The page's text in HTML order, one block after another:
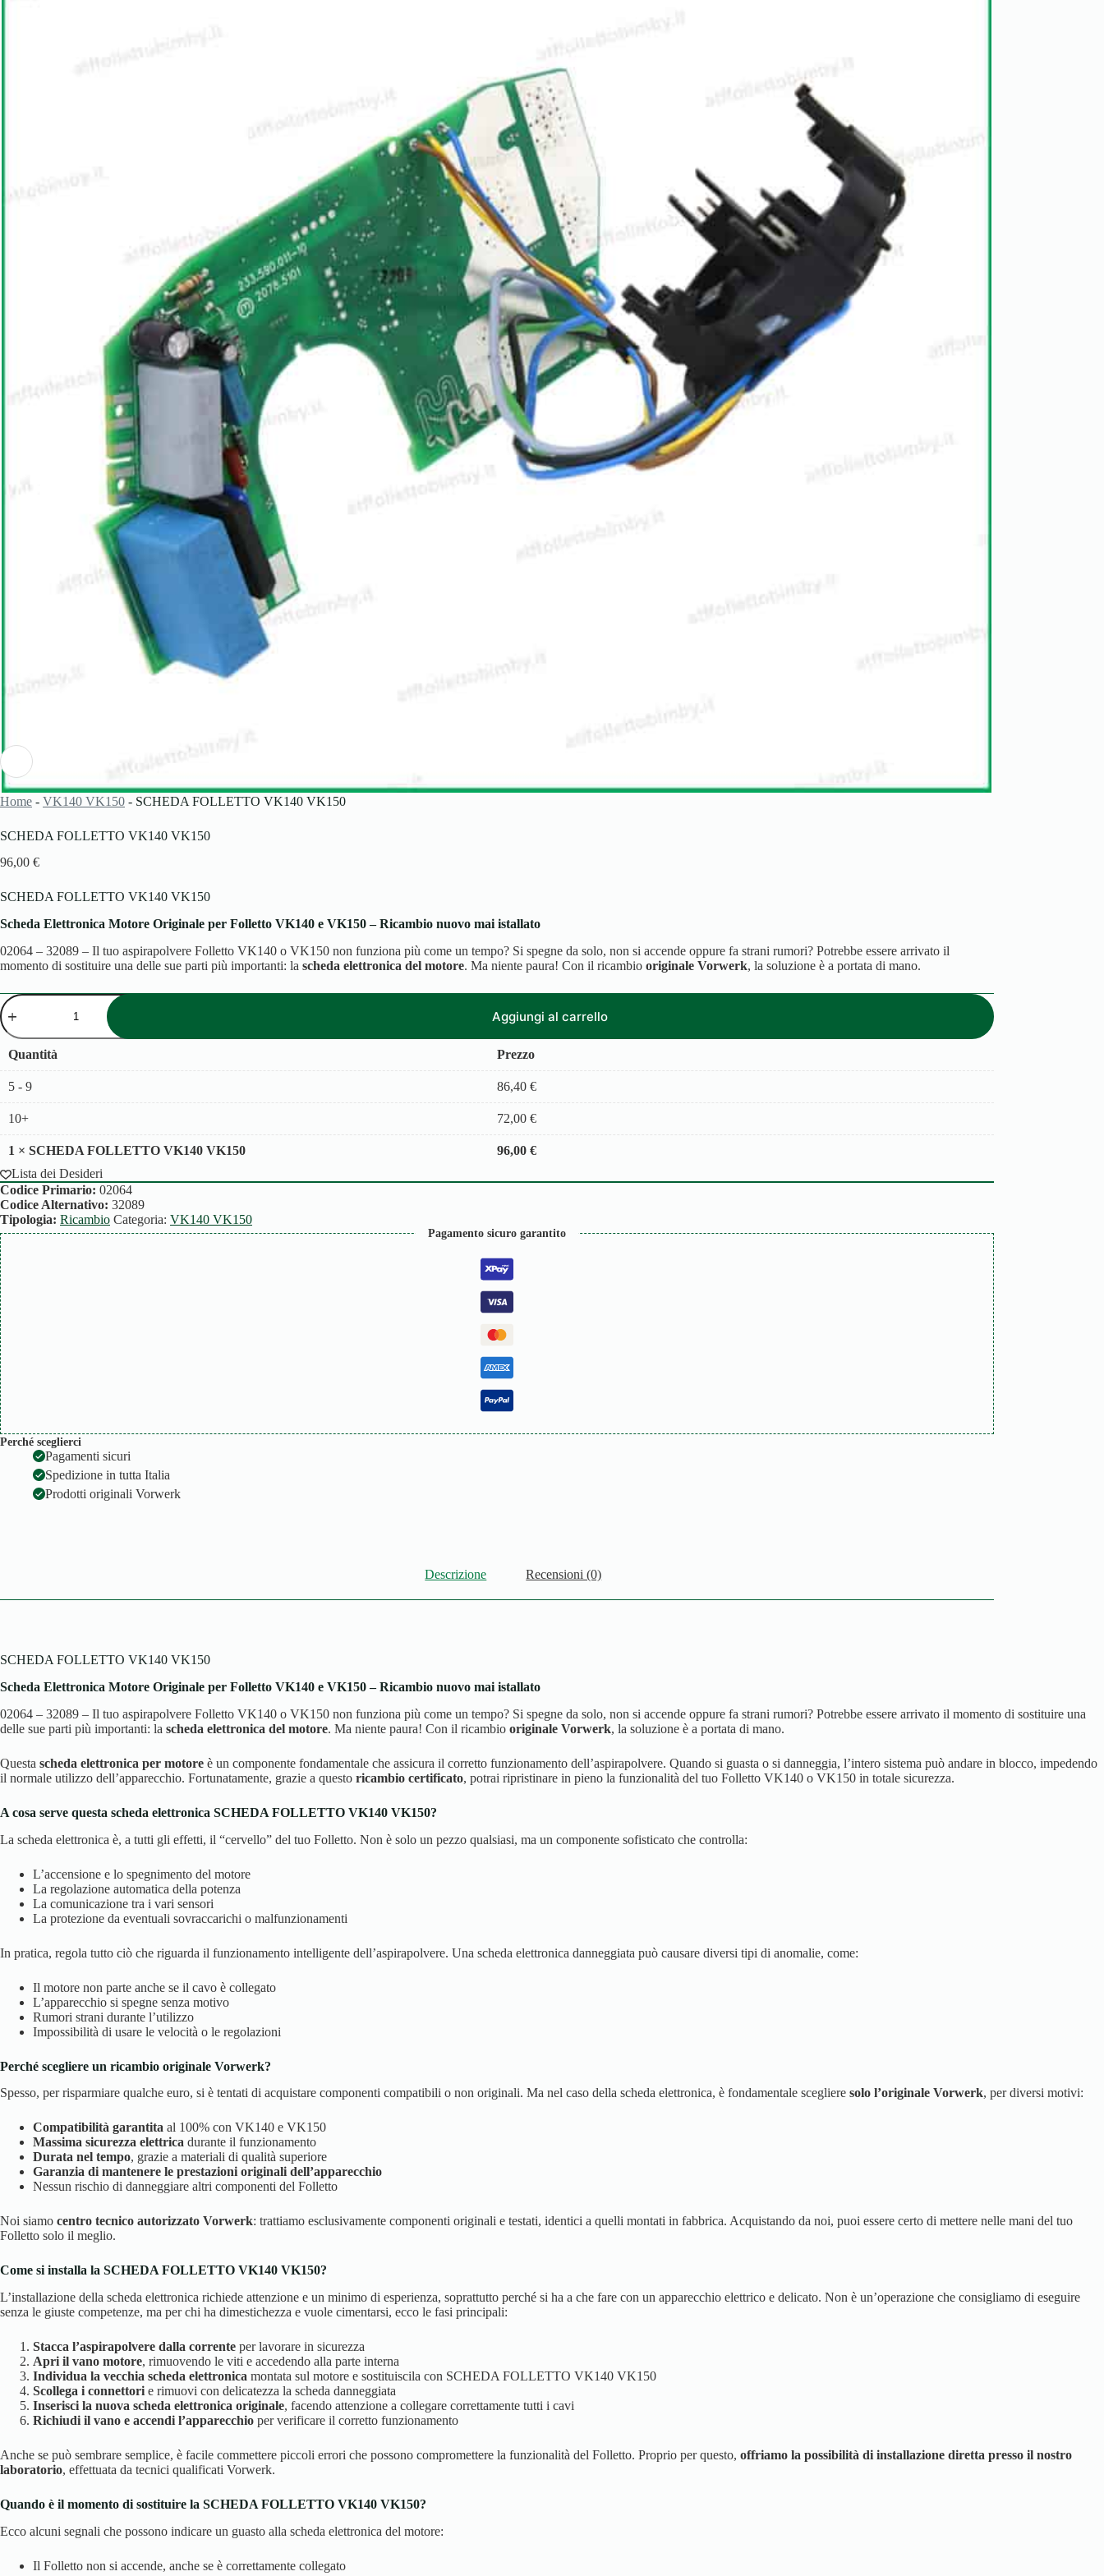
Home - VK140 VK150 - SCHEDA FOLLETTO VK140 VK150
SCHEDA FOLLETTO VK140 VK150
96,00 €
SCHEDA FOLLETTO VK140 VK150
Scheda Elettronica Motore Originale per Folletto VK140 e VK150 – Ricambio nuovo mai istallato
02064 – 32089 – Il tuo aspirapolvere Folletto VK140 o VK150 non funziona più come un tempo? Si spegne da solo, non si accende oppure fa strani rumori? Potrebbe essere arrivato il
momento di sostituire una delle sue parti più importanti: la scheda elettronica del motore. Ma niente paura! Con il ricambio originale Vorwerk, la soluzione è a portata di mano.
SCHEDA
FOLLETTO
VK140
VK150
quantità
Aggiungi al carrello
Quantità Prezzo
5 - 9 86,40 €
10+ 72,00 €
1 × SCHEDA FOLLETTO VK140 VK150 96,00 €
Lista dei Desideri
Codice Primario: 02064
Codice Alternativo: 32089
Tipologia: Ricambio Categoria: VK140 VK150
Pagamento sicuro garantito
Perché sceglierci
Pagamenti sicuri
Spedizione in tutta Italia
Prodotti originali Vorwerk
Descrizione Recensioni (0)
SCHEDA FOLLETTO VK140 VK150
Scheda Elettronica Motore Originale per Folletto VK140 e VK150 – Ricambio nuovo mai istallato
02064 – 32089 – Il tuo aspirapolvere Folletto VK140 o VK150 non funziona più come un tempo? Si spegne da solo, non si accende oppure fa strani rumori? Potrebbe essere arrivato il momento di sostituire una
delle sue parti più importanti: la scheda elettronica del motore. Ma niente paura! Con il ricambio originale Vorwerk, la soluzione è a portata di mano.
Questa scheda elettronica per motore è un componente fondamentale che assicura il corretto funzionamento dell’aspirapolvere. Quando si guasta o si danneggia, l’intero sistema può andare in blocco, impedendo
il normale utilizzo dell’apparecchio. Fortunatamente, grazie a questo ricambio certificato, potrai ripristinare in pieno la funzionalità del tuo Folletto VK140 o VK150 in totale sicurezza.
A cosa serve questa scheda elettronica SCHEDA FOLLETTO VK140 VK150?
La scheda elettronica è, a tutti gli effetti, il “cervello” del tuo Folletto. Non è solo un pezzo qualsiasi, ma un componente sofisticato che controlla:
L’accensione e lo spegnimento del motore
La regolazione automatica della potenza
La comunicazione tra i vari sensori
La protezione da eventuali sovraccarichi o malfunzionamenti
In pratica, regola tutto ciò che riguarda il funzionamento intelligente dell’aspirapolvere. Una scheda elettronica danneggiata può causare diversi tipi di anomalie, come:
Il motore non parte anche se il cavo è collegato
L’apparecchio si spegne senza motivo
Rumori strani durante l’utilizzo
Impossibilità di usare le velocità o le regolazioni
Perché scegliere un ricambio originale Vorwerk?
Spesso, per risparmiare qualche euro, si è tentati di acquistare componenti compatibili o non originali. Ma nel caso della scheda elettronica, è fondamentale scegliere solo l’originale Vorwerk, per diversi motivi:
Compatibilità garantita al 100% con VK140 e VK150
Massima sicurezza elettrica durante il funzionamento
Durata nel tempo, grazie a materiali di qualità superiore
Garanzia di mantenere le prestazioni originali dell’apparecchio
Nessun rischio di danneggiare altri componenti del Folletto
Noi siamo centro tecnico autorizzato Vorwerk: trattiamo esclusivamente componenti originali e testati, identici a quelli montati in fabbrica. Acquistando da noi, puoi essere certo di mettere nelle mani del tuo
Folletto solo il meglio.
Come si installa la SCHEDA FOLLETTO VK140 VK150?
L’installazione della scheda elettronica richiede attenzione e un minimo di esperienza, soprattutto perché si ha a che fare con un apparecchio elettrico e delicato. Non è un’operazione che consigliamo di eseguire
senza le giuste competenze, ma per chi ha dimestichezza e vuole cimentarsi, ecco le fasi principali:
Stacca l’aspirapolvere dalla corrente per lavorare in sicurezza
Apri il vano motore, rimuovendo le viti e accedendo alla parte interna
Individua la vecchia scheda elettronica montata sul motore e sostituiscila con SCHEDA FOLLETTO VK140 VK150
Scollega i connettori e rimuovi con delicatezza la scheda danneggiata
Inserisci la nuova scheda elettronica originale, facendo attenzione a collegare correttamente tutti i cavi
Richiudi il vano e accendi l’apparecchio per verificare il corretto funzionamento
Anche se può sembrare semplice, è facile commettere piccoli errori che possono compromettere la funzionalità del Folletto. Proprio per questo, offriamo la possibilità di installazione diretta presso il nostro
laboratorio, effettuata da tecnici qualificati Vorwerk.
Quando è il momento di sostituire la SCHEDA FOLLETTO VK140 VK150?
Ecco alcuni segnali che possono indicare un guasto alla scheda elettronica del motore:
Il Folletto non si accende, anche se è correttamente collegato